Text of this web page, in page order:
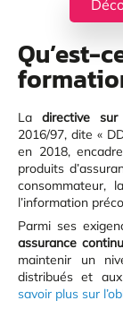
Qu’est-
La directive sur
2016/97, dite «
en 2018,
produits
consommateur,
l’information
Parmi ses
assurance
maintenir un
distribués et
savoir plus sur